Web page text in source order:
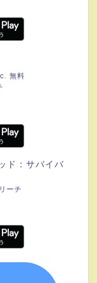
無料
ド：サバイバ
ーチ